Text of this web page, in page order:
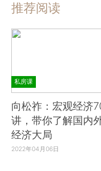
推荐阅读
私房课
向松祚：宏观经济
讲，带你了解国内
经济大局
2022年04月06日